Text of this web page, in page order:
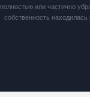
полностью или частично
собственность